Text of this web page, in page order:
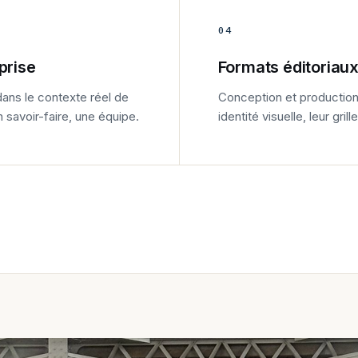
le contexte réel de
savoir-faire, une équipe.
04
Formats
Conception et
identité visuelle, leur